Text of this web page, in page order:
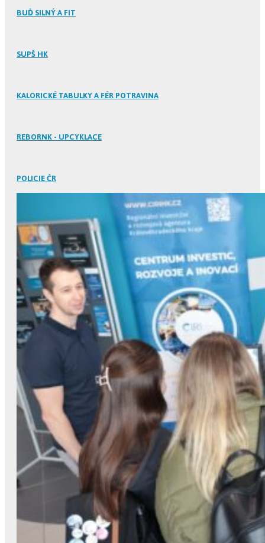
BUĎ SILNÝ A FIT
SUPŠ HK
KALORICKÉ TABULKY A FÉR POTRAVINA
REBORNK - UPCYKLACE
POLICIE ČR